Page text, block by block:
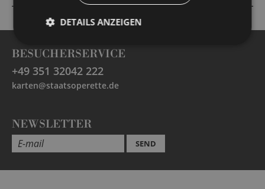
BESUCHERSERVICE
+49 351 32042 222
karten@staatsoperette.de
NEWSLETTER
SEND
DETAILS ANZEIGEN